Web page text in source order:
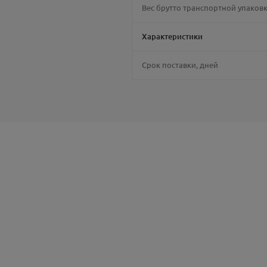
Вес брутто транспортной
Характеристики
Срок поставки, дней